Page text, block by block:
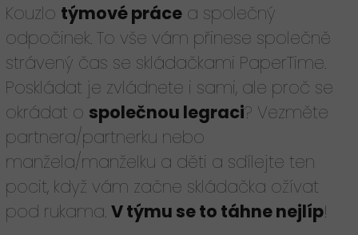
Kouzlo týmové práce a společný
odpočinek. To vše vám přinese společně
strávený čas se skládačkami PaperTime.
Poskládat je zvládnete i sami, ale proč se
okrádat o společnou legraci? Vezměte
partnera/partnerku nebo
manžela/manželku a děti a sdílejte ten
pocit, když vám začne skládačka ožívat
pod rukama. V týmu se to táhne nejlíp!